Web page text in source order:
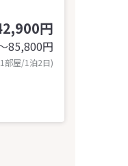
円
85,800円
部屋/1泊2日)